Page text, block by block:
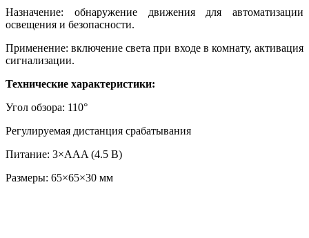
Назначение: обнаружение движения для автоматизации
освещения и безопасности.
Применение: включение света при входе в комнату, активация
сигнализации.
Технические характеристики:
Угол обзора: 110°
Регулируемая дистанция срабатывания
Питание: 3×AAA (4.5 В)
Размеры: 65×65×30 мм